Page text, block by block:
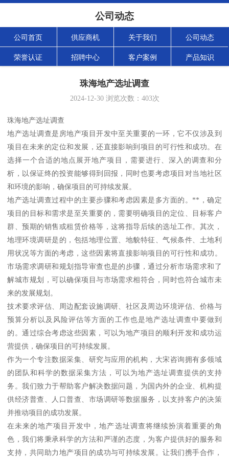
公司动态
公司首页 供应商机 关于我们 公司动态
荣誉认证 招聘中心 客户案例 产品知识
珠海地产选址调查
2024-12-30浏览次数： 403次
珠海地产选址调查
地产选址调查是房地产项目开发中至关重要的一环，它不仅涉及到
项目在未来的定位和发展，还直接影响到项目的可行性和成功。在
选择一个合适的地点展开地产项目，需要进行、深入的调查和分
析，以保证终的投资能够得到回报，同时也要考虑项目对当地社区
和环境的影响，确保项目的可持续发展。
地产选址调查过程中的主要步骤和考虑因素是多方面的。**，确定
项目的目标和需求是至关重要的，需要明确项目的定位、目标客户
群、预期的销售或租赁价格等，这将指导后续的选址工作。其次，
地理环境调研是的，包括地理位置、地貌特征、气候条件、土地利
用状况等方面的考虑，这些因素将直接影响项目的可行性和成功。
市场需求调研和规划指导审查也是的步骤，通过分析市场需求和了
解城市规划，可以确保项目与市场需求相符合，同时也符合城市未
来的发展规划。
技术要求评估、周边配套设施调研、社区及周边环境评估、价格与
预算分析以及风险评估等方面的工作也是地产选址调查中要做到
的。通过综合考虑这些因素，可以为地产项目的顺利开发和成功运
营提供，确保项目的可持续发展。
作为一个专注数据采集、研究与应用的机构，大宋咨询拥有多领域
的团队和科学的数据采集方法，可以为地产选址调查提供的支持
务。我们致力于帮助客户解决数据问题，为国内外的企业、机构提
供经济普查、人口普查、市场调研等数据服务，以支持客户的决策
并推动项目的成功发展。
在未来的地产项目开发中，地产选址调查将继续扮演着重要的角
色，我们将秉承科学的方法和严谨的态度，为客户提供好的服务和
支持，共同助力地产项目的成功与可持续发展。让我们携手合作，